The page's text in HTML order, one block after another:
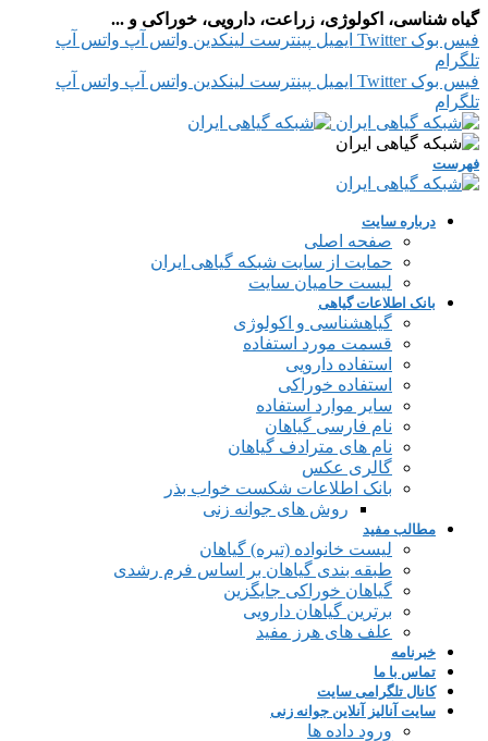
گیاه شناسی، اکولوژی، زراعت، دارویی، خوراکی و ...
فیس بوک Twitter ایمیل پینترست لینکدین واتس آپ واتس آپ
تلگرام
فیس بوک Twitter ایمیل پینترست لینکدین واتس آپ واتس آپ
تلگرام
فهرست
درباره سایت
صفحه اصلی
حمایت از سایت شبکه گیاهی ایران
لیست حامیان سایت
بانک اطلاعات گیاهی
گیاهشناسی و اکولوژی
قسمت مورد استفاده
استفاده دارویی
استفاده خوراکی
سایر موارد استفاده
نام فارسی گیاهان
نام های مترادف گیاهان
گالری عکس
بانک اطلاعات شکست خواب بذر
روش های جوانه زنی
مطالب مفید
لیست خانواده (تیره) گیاهان
طبقه بندی گیاهان بر اساس فرم رشدی
گیاهان خوراکی جایگزین
برترین گیاهان دارویی
علف های هرز مفید
خبرنامه
تماس با ما
کانال تلگرامی سایت
سایت آنالیز آنلاین جوانه زنی
ورود داده ها